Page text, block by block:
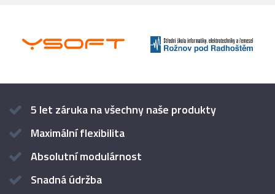
5 let záruka na všechny naše produkty
Maximální flexibilita
Absolutní modulárnost
Snadná údržba